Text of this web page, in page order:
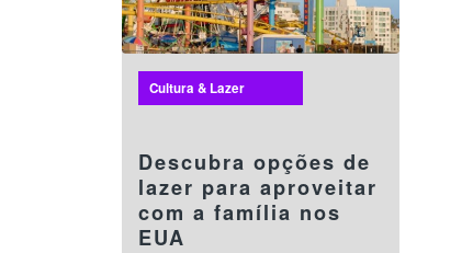
Cultura & Lazer
Descubra opções de
lazer para aproveitar
com a família nos
EUA